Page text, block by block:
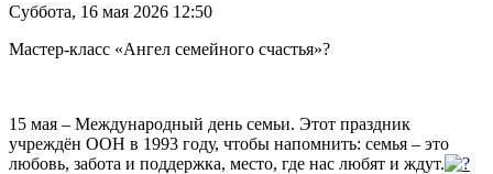
Суббота, 16 мая 2026 12:50
Мастер-класс «Ангел семейного счастья»?
15 мая – Международный день семьи. Этот праздник
учреждён ООН в 1993 году, чтобы напомнить: семья – это
любовь, забота и поддержка, место, где нас любят и ждут.